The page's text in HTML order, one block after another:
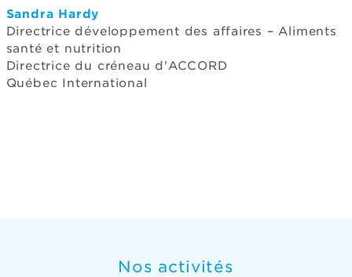
Sandra Hardy
Directrice développement des affaires – Aliments
santé et nutrition
Directrice du créneau d'ACCORD
Québec International
Nos activités